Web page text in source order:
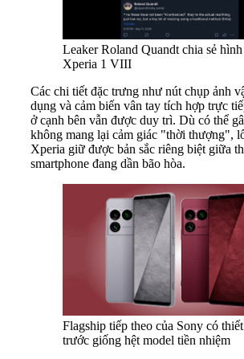
Leaker Roland Quandt chia sẻ
Xperia 1 VIII
Các chi tiết đặc trưng như nút chụp ảnh
dụng và cảm biến vân tay tích hợp trực
ở cạnh bên vẫn được duy trì. Dù có thể
không mang lại cảm giác "thời thượng",
Xperia giữ được bản sắc riêng biệt giữa
smartphone đang dần bão hòa.
Flagship tiếp theo của Sony có
trước giống hệt model tiền nhiệm